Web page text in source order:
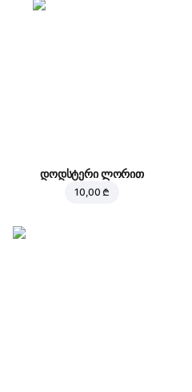
დოდსტერი ლორით
10,00 ₾